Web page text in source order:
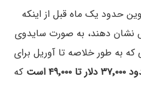
حدود یک ماه قبل از اینکه
نشان دهند، به صورت سایدوی
به طور خلاصه تا آوریل برای
است
که